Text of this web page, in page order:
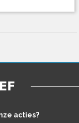
acties?